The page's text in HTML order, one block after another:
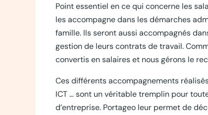
Point essentiel en ce qui concerne les
les accompagne dans les démarches
famille. Ils seront aussi accompagnés
gestion de leurs contrats de travail.
convertis en salaires et nous gérons le
Ces différents accompagnements
ICT … sont un véritable tremplin pour
d’entreprise. Portageo leur permet de